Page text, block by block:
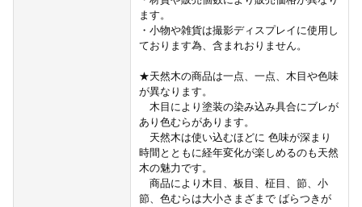
ます。
・小物や雑貨は撮影ディスプレイに使用し
ております為、含まれおりません。
★天然木の商品は一点、一点、木目や色味
が異なります。
木目により塗装の染み込み具合にブレが
あり色むらがあります。
天然木は使い込むほどに 色味が深まり
時間とともに経年変化が楽しめるのも天然
木の魅力です。
商品により木目、板目、柾目、節、小
節、色むらは大小さまざまで ばらつきが